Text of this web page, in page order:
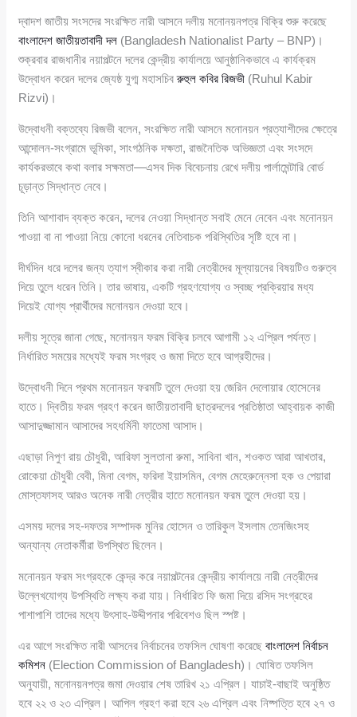
দ্বাদশ জাতীয় সংসদের সংরক্ষিত নারী আসনে দলীয় মনোনয়নপত্র বিক্রি শুরু করেছে
বাংলাদেশ জাতীয়তাবাদী দল (Bangladesh Nationalist Party – BNP)।
শুক্রবার রাজধানীর নয়াপল্টনে দলের কেন্দ্রীয় কার্যালয়ে আনুষ্ঠানিকভাবে এ কার্যক্রম
উদ্বোধন করেন দলের জ্যেষ্ঠ যুগ্ম মহাসচিবরুহুল কবির রিজভী (Ruhul Kabir
Rizvi)।
উদ্বোধনী বক্তব্যে রিজভী বলেন, সংরক্ষিত নারী আসনে মনোনয়ন প্রত্যাশীদের ক্ষেত্রে
আন্দোলন-সংগ্রামে ভূমিকা, সাংগঠনিক দক্ষতা, রাজনৈতিক অভিজ্ঞতা এবং সংসদে
কার্যকরভাবে কথা বলার সক্ষমতা—এসব দিক বিবেচনায় রেখে দলীয় পার্লামেন্টারি বোর্ড
চূড়ান্ত সিদ্ধান্ত নেবে।
তিনি আশাবাদ ব্যক্ত করেন, দলের নেওয়া সিদ্ধান্ত সবাই মেনে নেবেন এবং মনোনয়ন
পাওয়া বা না পাওয়া নিয়ে কোনো ধরনের নেতিবাচক পরিস্থিতির সৃষ্টি হবে না।
দীর্ঘদিন ধরে দলের জন্য ত্যাগ স্বীকার করা নারী নেত্রীদের মূল্যায়নের বিষয়টিও গুরুত্ব
দিয়ে তুলে ধরেন তিনি। তার ভাষায়, একটি গ্রহণযোগ্য ও স্বচ্ছ প্রক্রিয়ার মধ্য
দিয়েই যোগ্য প্রার্থীদের মনোনয়ন দেওয়া হবে।
দলীয় সূত্রে জানা গেছে, মনোনয়ন ফরম বিক্রি চলবে আগামী ১২ এপ্রিল পর্যন্ত।
নির্ধারিত সময়ের মধ্যেই ফরম সংগ্রহ ও জমা দিতে হবে আগ্রহীদের।
উদ্বোধনী দিনে প্রথম মনোনয়ন ফরমটি তুলে দেওয়া হয় জেরিন দেলোয়ার হোসেনের
হাতে। দ্বিতীয় ফরম গ্রহণ করেন জাতীয়তাবাদী ছাত্রদলের প্রতিষ্ঠাতা আহ্বায়ক কাজী
আসাদুজ্জামান আসাদের সহধর্মিনী ফাতেমা আসাদ।
এছাড়া নিপুণ রায় চৌধুরী, আরিফা সুলতানা রুমা, সাবিনা খান, শওকত আরা আখতার,
রোকেয়া চৌধুরী বেবী, মিনা বেগম, ফরিদা ইয়াসমিন, বেগম মেহেরুন্নেসা হক ও পেয়ারা
মোস্তফাসহ আরও অনেক নারী নেত্রীর হাতে মনোনয়ন ফরম তুলে দেওয়া হয়।
এসময় দলের সহ-দফতর সম্পাদক মুনির হোসেন ও তারিকুল ইসলাম তেনজিংসহ
অন্যান্য নেতাকর্মীরা উপস্থিত ছিলেন।
মনোনয়ন ফরম সংগ্রহকে কেন্দ্র করে নয়াপল্টনের কেন্দ্রীয় কার্যালয়ে নারী নেত্রীদের
উল্লেখযোগ্য উপস্থিতি লক্ষ্য করা যায়। নির্ধারিত ফি জমা দিয়ে রসিদ সংগ্রহের
পাশাপাশি তাদের মধ্যে উৎসাহ-উদ্দীপনার পরিবেশও ছিল স্পষ্ট।
এর আগে সংরক্ষিত নারী আসনের নির্বাচনের তফসিল ঘোষণা করেছেবাংলাদেশ নির্বাচন
কমিশন (Election Commission of Bangladesh)। ঘোষিত তফসিল
অনুযায়ী, মনোনয়নপত্র জমা দেওয়ার শেষ তারিখ ২১ এপ্রিল। যাচাই-বাছাই অনুষ্ঠিত
হবে ২২ ও ২৩ এপ্রিল। আপিল গ্রহণ করা হবে ২৬ এপ্রিল এবং নিষ্পত্তি হবে ২৭ ও